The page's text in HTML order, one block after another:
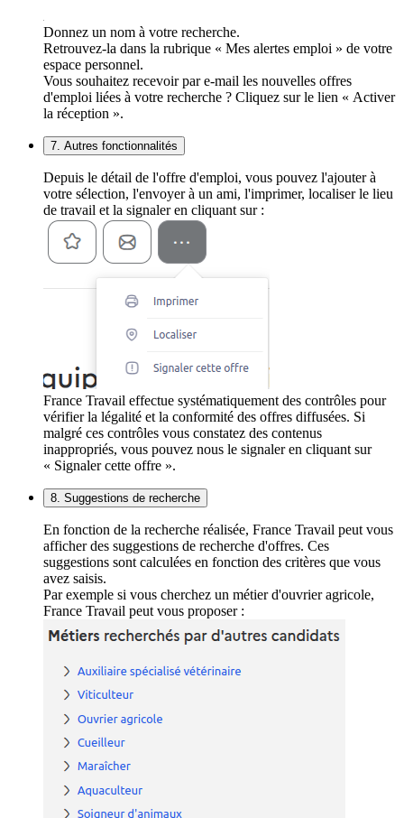
Donnez un nom à votre recherche.
Retrouvez-la dans la rubrique « Mes alertes emploi » de votre
espace personnel.
Vous souhaitez recevoir par e-mail les nouvelles offres
d'emploi liées à votre recherche ? Cliquez sur le lien « Activer
la réception ».
7. Autres fonctionnalités
Depuis le détail de l'offre d'emploi, vous pouvez l'ajouter à
votre sélection, l'envoyer à un ami, l'imprimer, localiser le lieu
de travail et la signaler en cliquant sur :
France Travail effectue systématiquement des contrôles pour
vérifier la légalité et la conformité des offres diffusées. Si
malgré ces contrôles vous constatez des contenus
inappropriés, vous pouvez nous le signaler en cliquant sur
« Signaler cette offre ».
8. Suggestions de recherche
En fonction de la recherche réalisée, France Travail peut vous
afficher des suggestions de recherche d'offres. Ces
suggestions sont calculées en fonction des critères que vous
avez saisis.
Par exemple si vous cherchez un métier d'ouvrier agricole,
France Travail peut vous proposer :